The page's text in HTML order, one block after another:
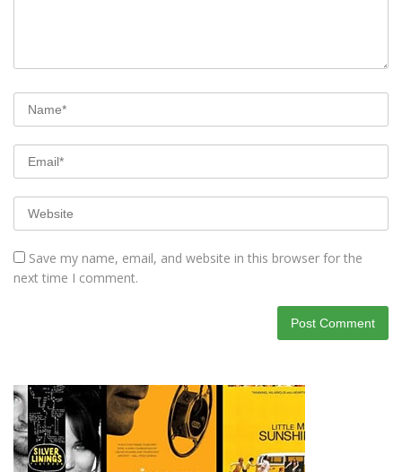
Save my name, email, and website in this browser for the
next time I comment.